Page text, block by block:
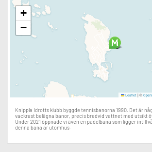
+
−
Leaflet |©
Knippla Idrotts klubb byggde tennisbanorna 1990. Det är
vackrast belägna banor, precis bredvid vattnet med utsikt
Under 2021 öppnade vi även en padelbana som ligger intill
denna bana är utomhus.